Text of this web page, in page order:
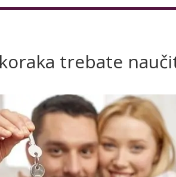
trebate